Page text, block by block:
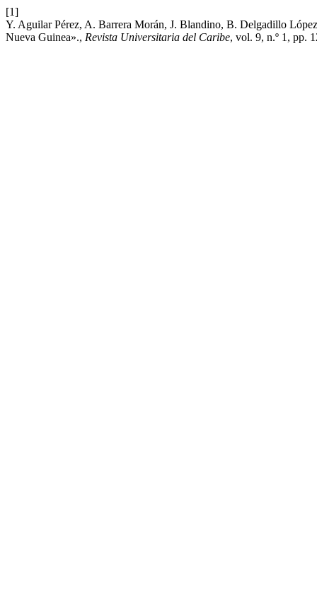
[1]
Y. Aguilar Pérez, A. Barrera Morán, J. Blandino, B. Delgadillo
Nueva Guinea»., Revista Universitaria del Caribe, vol. 9, n.º 1, pp.